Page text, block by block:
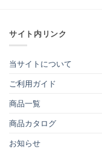
サイト内リンク
当サイトについて
ご利用ガイド
商品一覧
商品カタログ
お知らせ